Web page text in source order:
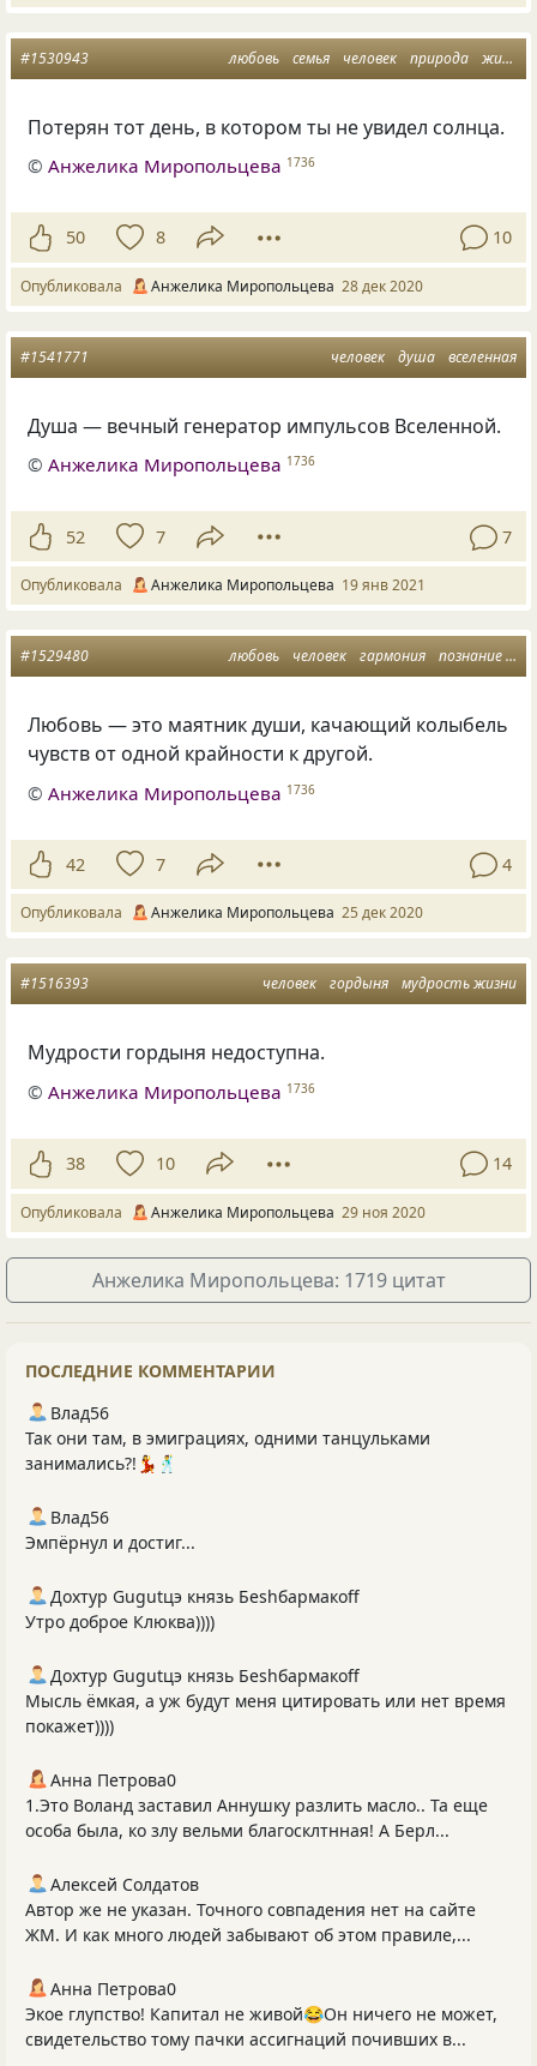
любовь семья человек природа жизнь и смерть
#1530943
Потерян тот день, в котором ты не увидел солнца.
©Анжелика Миропольцева 1736
50 8 10
Опубликовала Анжелика Миропольцева 28 дек 2020
человек душа вселенная
#1541771
Душа — вечный генератор импульсов Вселенной.
©Анжелика Миропольцева 1736
52 7 7
Опубликовала Анжелика Миропольцева 19 янв 2021
любовь человек гармония познание
#1529480
Любовь — это маятник души, качающий колыбель
чувств от одной крайности к другой.
©Анжелика Миропольцева 1736
42 7 4
Опубликовала Анжелика Миропольцева 25 дек 2020
человек гордыня мудрость жизни
#1516393
Мудрости гордыня недоступна.
©Анжелика Миропольцева 1736
38 10 14
Опубликовала Анжелика Миропольцева 29 ноя 2020
Анжелика Миропольцева: 1719 цитат
ПОСЛЕДНИЕ КОММЕНТАРИИ
Влад56
Так они там, в эмиграциях, одними танцульками
занимались?!💃🕺
Влад56
Эмпёрнул и достиг...
Дохтур Gugutцэ князь Беshбармакоff
Утро доброе Клюква))))
Дохтур Gugutцэ князь Беshбармакоff
Мысль ёмкая, а уж будут меня цитировать или нет время
покажет))))
Анна Петрова0
1.Это Воланд заставил Аннушку разлить масло.. Та еще
особа была, ко злу вельми благосклтнная! А Берл...
Алексей Солдатов
Автор же не указан. Точного совпадения нет на сайте
ЖМ. И как много людей забывают об этом правиле,...
Анна Петрова0
Экое глупство! Капитал не живой😂Он ничего не может,
свидетельство тому пачки ассигнаций почивших в...